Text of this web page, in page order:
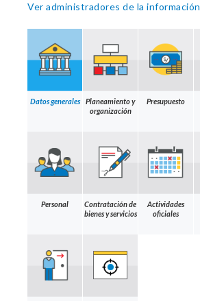
Ver administradores de la información
Datos generales
Planeamiento y
organización
Presupuesto
Personal
Contratación de
bienes y servicios
Actividades
oficiales